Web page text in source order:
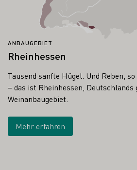
ANBAUGEBIET
Rheinhessen
Tausend sanfte Hügel. Und Reben,
– das ist Rheinhessen, Deutschlands
Weinanbaugebiet.
Mehr erfahren